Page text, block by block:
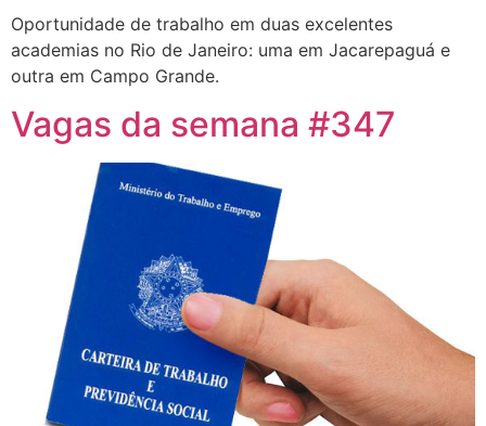
Oportunidade de trabalho em duas excelentes
academias no Rio de Janeiro: uma em Jacarepaguá e
outra em Campo Grande.
Vagas da semana #347